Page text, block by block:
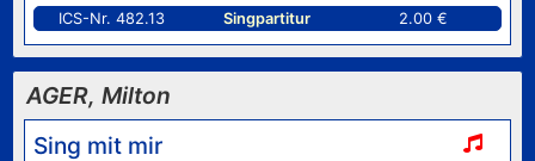
ICS-Nr. 482.13
Singpartitur 2.00 €
AGER, Milton
Sing mit mir